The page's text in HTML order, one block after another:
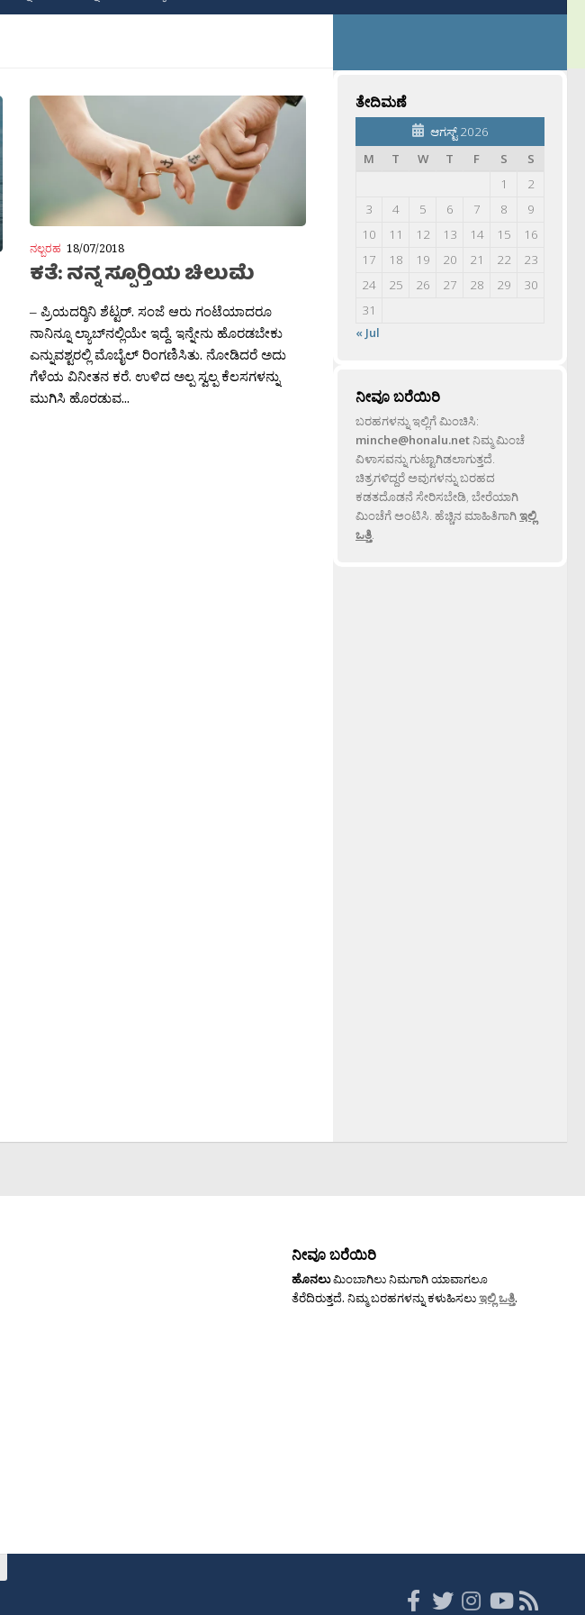
ನಲ್ಬರಹ 18/07/2018
ಕತೆ: ನನ್ನ ಸ್ಪೂರ‍್ತಿಯ ಚಿಲುಮೆ
– ಪ್ರಿಯದರ‍್ಶಿನಿ ಶೆಟ್ಟರ್. ಸಂಜೆ ಆರು ಗಂಟೆಯಾದರೂ
ನಾನಿನ್ನೂ ಲ್ಯಾಬ್‍ನಲ್ಲಿಯೇ ಇದ್ದೆ. ಇನ್ನೇನು ಹೊರಡಬೇಕು
ಎನ್ನುವಶ್ಟರಲ್ಲಿ ಮೊಬೈಲ್ ರಿಂಗಣಿಸಿತು. ನೋಡಿದರೆ ಅದು
ಗೆಳೆಯ ವಿನೀತನ ಕರೆ. ಉಳಿದ ಅಲ್ಪ ಸ್ವಲ್ಪ ಕೆಲಸಗಳನ್ನು
ಮುಗಿಸಿ ಹೊರಡುವ...
ತೇದಿಮಣೆ
ಆಗಸ್ಟ್ 2026
M
T W T F S
S
1
2
3
4 5 6 7 8
9
10
11 12 13 14 15
16
17
18 19 20 21 22
23
24
25 26 27 28 29
30
31
« Jul
ನೀವೂ ಬರೆಯಿರಿ
ಬರಹಗಳನ್ನು ಇಲ್ಲಿಗೆ ಮಿಂಚಿಸಿ:
minche@honalu.netನಿಮ್ಮ ಮಿಂಚೆ
ವಿಳಾಸವನ್ನು ಗುಟ್ಟಾಗಿಡಲಾಗುತ್ತದೆ.
ಚಿತ್ರಗಳಿದ್ದರೆ ಅವುಗಳನ್ನು ಬರಹದ
ಕಡತದೊಡನೆ ಸೇರಿಸಬೇಡಿ, ಬೇರೆಯಾಗಿ
ಮಿಂಚೆಗೆ ಅಂಟಿಸಿ. ಹೆಚ್ಚಿನ ಮಾಹಿತಿಗಾಗಿಇಲ್ಲಿ
ಒತ್ತಿ.
ನೀವೂ ಬರೆಯಿರಿ
ಹೊನಲುಮಿಂಬಾಗಿಲು ನಿಮಗಾಗಿ ಯಾವಾಗಲೂ
ತೆರೆದಿರುತ್ತದೆ. ನಿಮ್ಮ ಬರಹಗಳನ್ನು ಕಳುಹಿಸಲುಇಲ್ಲಿ ಒತ್ತಿ.